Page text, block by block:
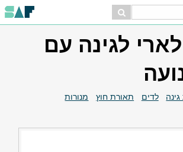
לגינה עם
לדים תאורת חוץ מנורות